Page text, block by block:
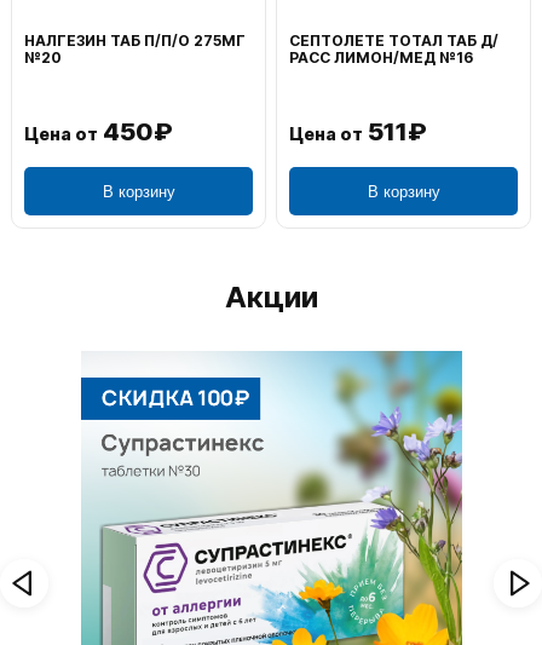
НАЛГЕЗИН ТАБ П/П/О 275МГ
№20
Цена от 450₽
В корзину
СЕПТОЛЕТЕ ТОТАЛ ТАБ Д/
РАСС ЛИМОН/МЕД №16
Цена от 511₽
В корзину
Акции